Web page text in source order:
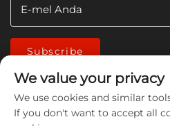
E-mel Anda
Subscribe
We value your privacy
We use cookies and similar
If you don't want to accept all